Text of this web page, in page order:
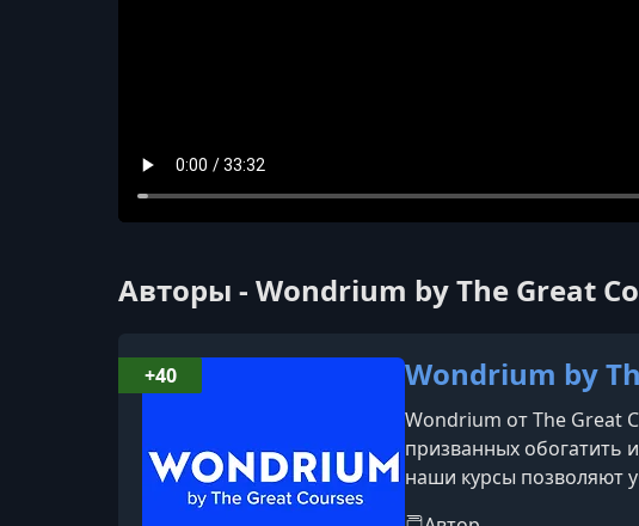
Авторы - Wondrium by The Great
Wondrium by
Wondrium от The Great
призванных обогатить
наши курсы позволяют
+40